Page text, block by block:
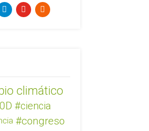
climático
ciencia
congreso